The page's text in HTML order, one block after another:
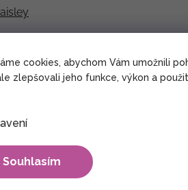
cookies, abychom Vám umožnili
zlepšovali jeho funkce, výkon a
Souhlasím